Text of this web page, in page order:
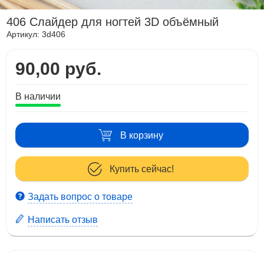
406 Слайдер для ногтей 3D объёмный
Артикул:3d406
90,00 руб.
В наличии
В корзину
Купить сейчас!
Задать вопрос о товаре
Написать отзыв